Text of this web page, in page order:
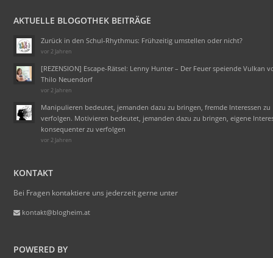
AKTUELLE BLOGOTHEK BEITRÄGE
Zurück in den Schul-Rhythmus: Frühzeitig umstellen oder nicht?
vor 2 Jahren
[REZENSION] Escape-Rätsel: Lenny Hunter – Der Feuer speiende Vulkan
Thilo Neuendorf
vor 2 Jahren
Manipulieren bedeutet, jemanden dazu zu bringen, fremde Interessen zu
verfolgen. Motivieren bedeutet, jemanden dazu zu bringen, eigene
konsequenter zu verfolgen
vor 2 Jahren
KONTAKT
Bei Fragen kontaktiere uns jederzeit gerne unter
kontakt@blogheim.at
POWERED BY